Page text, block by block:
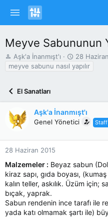
Meyve Sabununun
K
o
u
a
ş
a
a
n
Aşk'a İnanmışt'ı
B
a
n
g
ı
i
h
i
28
meyve sabunu nasıl yapılır
El Sanatları
Aşk'a İnanmışt'ı
Genel Yönetici
28 Haziran 2015
Malzemeler : Beyaz sabun
kiraz sapı, gıda boyası,
kalın teller, askılık. Üzüm için;
bıçak, yaprak.
Sabun rendenin ince tarafı ile
yada katı olmamak şartı ile)